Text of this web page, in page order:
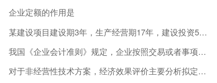
企业定额的作用是
某建设项目建设期3年，生产经营期17年，建设投资5500万元
我国《企业会计准则》规定，企业按照交易或者事项的经济特征确定
对于非经营性技术方案，经济效果评价主要分析拟定方案的( )。